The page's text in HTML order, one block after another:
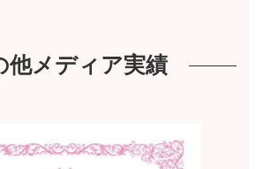
他メディア実績